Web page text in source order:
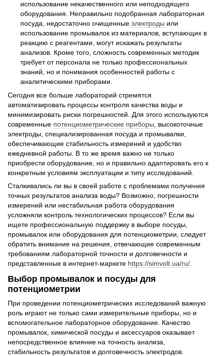
использование некачественного или неподходящего
оборудования. Неправильно подобранная лабораторная
посуда, недостаточно очищенные электроды или
использование промывалок из материалов, вступающих в
реакцию с реагентами, могут искажать результаты
анализов. Кроме того, сложность современных методик
требует от персонала не только профессиональных
знаний, но и понимания особенностей работы с
аналитическими приборами.
Сегодня все больше лабораторий стремятся
автоматизировать процессы контроля качества воды и
минимизировать риски погрешностей. Для этого используются
современные потенциометрические приборы, высокоточные
электроды, специализированная посуда и промывалки,
обеспечивающие стабильность измерений и удобство
ежедневной работы. В то же время важно не только
приобрести оборудование, но и правильно адаптировать его к
конкретным условиям эксплуатации и типу исследований.
Сталкивались ли вы в своей работе с проблемами получения
точных результатов анализа воды? Возможно, погрешности
измерений или нестабильная работа оборудования
усложняли контроль технологических процессов? Если вы
ищете профессиональную поддержку в выборе посуды,
промывалок или оборудования для потенциометрии, следует
обратить внимание на решения, отвечающие современным
требованиям лабораторной точности и долговечности и
представленные в интернет-маркете https://simvolt.ua/ru/.
Выбор промывалок и посуды для
потенциометрии
При проведении потенциометрических исследований важную
роль играют не только сами измерительные приборы, но и
вспомогательное лабораторное оборудование. Качество
промывалок, химической посуды и аксессуаров оказывает
непосредственное влияние на точность анализа,
стабильность результатов и долговечность электродов.